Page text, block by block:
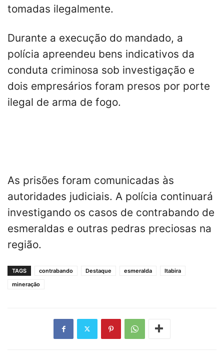
tomadas ilegalmente.
Durante a execução do mandado, a
polícia apreendeu bens indicativos da
conduta criminosa sob investigação e
dois empresários foram presos por porte
ilegal de arma de fogo.
As prisões foram comunicadas às
autoridades judiciais. A polícia continuará
investigando os casos de contrabando de
esmeraldas e outras pedras preciosas na
região.
TAGS contrabando Destaque esmeralda
Itabira
mineração